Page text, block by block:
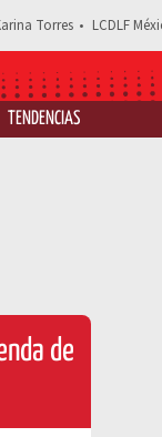
Torres LCDLF
TENDENCIAS
de